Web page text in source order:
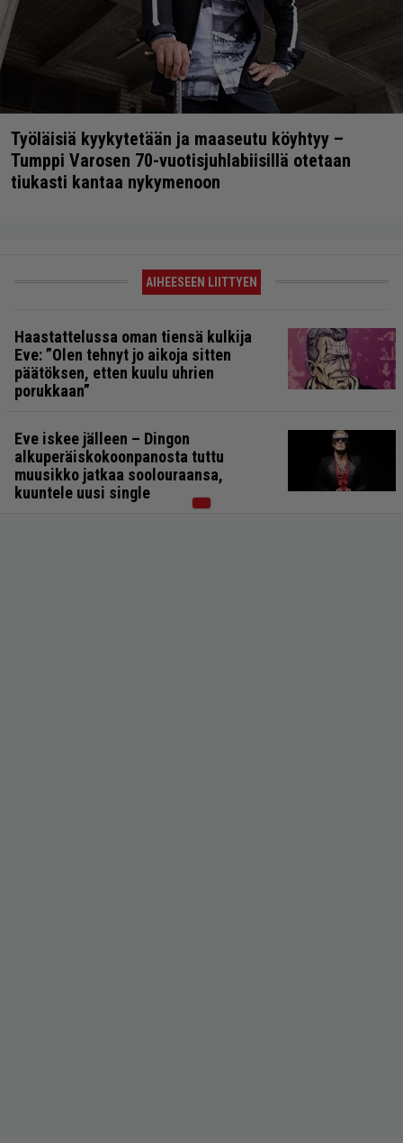
Työläisiä kyykytetään ja maaseutu köyhtyy –
Tumppi Varosen 70-vuotisjuhlabiisillä otetaan
tiukasti kantaa nykymenoon
AIHEESEEN LIITTYEN
Haastattelussa oman tiensä kulkija
Eve: ”Olen tehnyt jo aikoja sitten
päätöksen, etten kuulu uhrien
porukkaan”
Eve iskee jälleen – Dingon
alkuperäiskokoonpanosta tuttu
muusikko jatkaa soolouraansa,
kuuntele uusi single